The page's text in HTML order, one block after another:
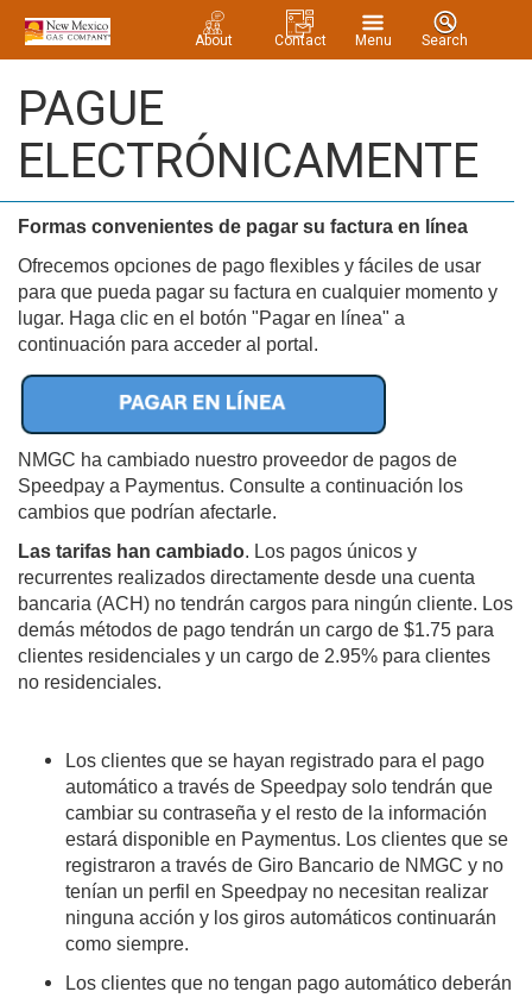
About Contact Menu Search
PAGUE
ELECTRÓNICAMENTE
Formas convenientes de pagar su factura en línea
Ofrecemos opciones de pago flexibles y fáciles de usar
para que pueda pagar su factura en cualquier momento y
lugar. Haga clic en el botón "Pagar en línea" a
continuación para acceder al portal.
NMGC ha cambiado nuestro proveedor de pagos de
Speedpay a Paymentus. Consulte a continuación los
cambios que podrían afectarle.
Las tarifas han cambiado. Los pagos únicos y
recurrentes realizados directamente desde una cuenta
bancaria (ACH) no tendrán cargos para ningún cliente. Los
demás métodos de pago tendrán un cargo de $1.75 para
clientes residenciales y un cargo de 2.95% para clientes
no residenciales.
Los clientes que se hayan registrado para el pago
automático a través de Speedpay solo tendrán que
cambiar su contraseña y el resto de la información
estará disponible en Paymentus. Los clientes que se
registraron a través de Giro Bancario de NMGC y no
tenían un perfil en Speedpay no necesitan realizar
ninguna acción y los giros automáticos continuarán
como siempre.
Los clientes que no tengan pago automático deberán